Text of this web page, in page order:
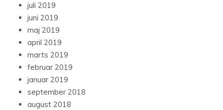
juli 2019
juni 2019
maj 2019
april 2019
marts 2019
februar 2019
januar 2019
september 2018
august 2018